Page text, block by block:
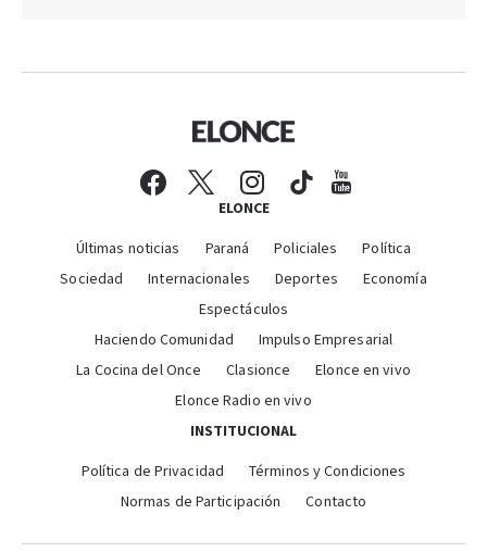
ELONCE
Últimas noticias Paraná Policiales
Política
Sociedad
Internacionales Deportes
Economía
Espectáculos
Haciendo Comunidad
Impulso Empresarial
La Cocina del Once
Clasionce
Elonce en vivo
Elonce Radio en vivo
INSTITUCIONAL
Política de Privacidad
Términos y Condiciones
Normas de Participación
Contacto